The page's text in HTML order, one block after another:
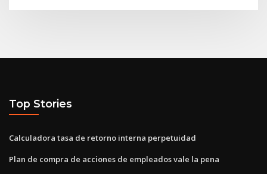
Top Stories
Calculadora tasa de retorno interna perpetuidad
Plan de compra de acciones de empleados vale la pena